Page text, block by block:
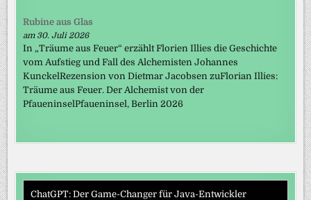
Rubine aus Glas
am 30. Juli 2026
In „Träume aus Feuer“ erzählt Florien Illies die Geschichte
vom Aufstieg und Fall des Alchemisten Johannes
KunckelRezension von Dietmar Jacobsen zuFlorian Illies:
Träume aus Feuer. Der Alchemist von der
PfaueninselPfaueninsel, Berlin 2026
ChatGPT: Der Game-Changer für Java-Entwickler